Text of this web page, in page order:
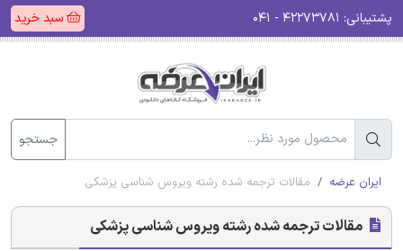
پشتیبانی: سبد خرید
جستجو
ایران عرضه مقالات ترجمه شده رشته ویروس شناسی پزشکی
مقالات ترجمه شده رشته ویروس شناسی پزشکی